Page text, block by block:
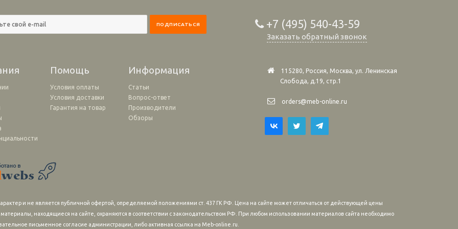
+7 (495) 540-43-59
Заказать обратный звонок
Помощь Информация
Условия оплаты
Условия доставки
Гарантия на товар
Статьи
Вопрос-ответ
Производители
Обзоры
115280, Россия, Москва, ул. Ленинская
Слобода, д.19, стр.1
orders@meb-online.ru
и не является публичной офертой, определяемой положениями ст. 437 ГК РФ. Цена на сайте может отличаться от действующей цены
находящиеся на сайте, охраняются в соответствии с законодательством РФ. При любом использовании материалов сайта необходимо
письменное согласие администрации, либо активная ссылка на Meb-online.ru.